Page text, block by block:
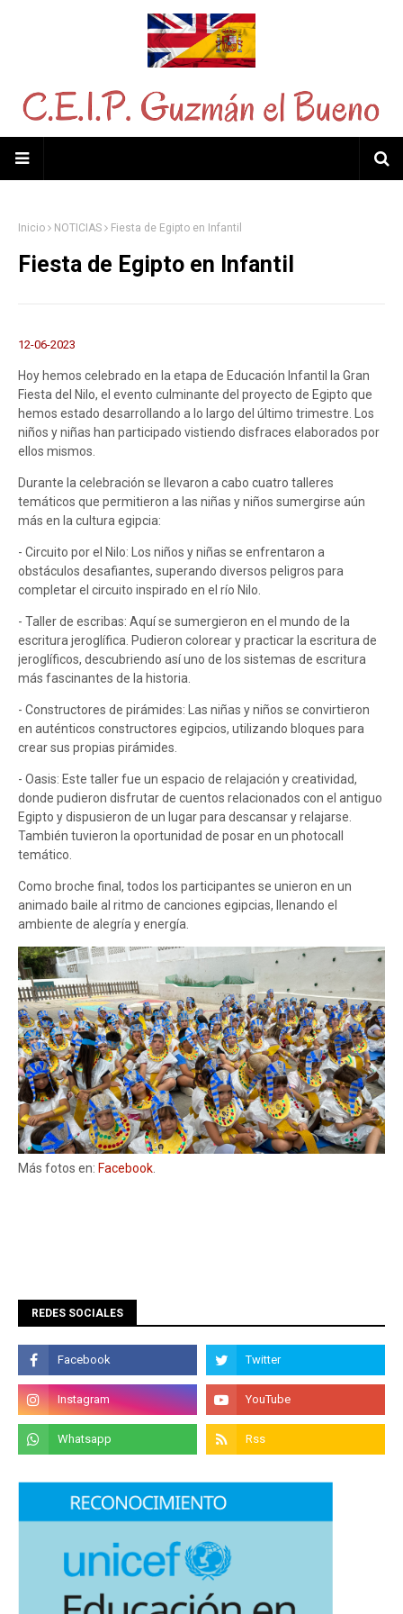
Inicio NOTICIAS Fiesta de Egipto en Infantil
Fiesta de Egipto en Infantil
12-06-2023
Hoy hemos celebrado en la etapa de Educación Infantil la Gran
Fiesta del Nilo, el evento culminante del proyecto de Egipto que
hemos estado desarrollando a lo largo del último trimestre. Los
niños y niñas han participado vistiendo disfraces elaborados por
ellos mismos.
Durante la celebración se llevaron a cabo cuatro talleres
temáticos que permitieron a las niñas y niños sumergirse aún
más en la cultura egipcia:
- Circuito por el Nilo: Los niños y niñas se enfrentaron a
obstáculos desafiantes, superando diversos peligros para
completar el circuito inspirado en el río Nilo.
- Taller de escribas: Aquí se sumergieron en el mundo de la
escritura jeroglífica. Pudieron colorear y practicar la escritura de
jeroglíficos, descubriendo así uno de los sistemas de escritura
más fascinantes de la historia.
- Constructores de pirámides: Las niñas y niños se convirtieron
en auténticos constructores egipcios, utilizando bloques para
crear sus propias pirámides.
- Oasis: Este taller fue un espacio de relajación y creatividad,
donde pudieron disfrutar de cuentos relacionados con el antiguo
Egipto y dispusieron de un lugar para descansar y relajarse.
También tuvieron la oportunidad de posar en un photocall
temático.
Como broche final, todos los participantes se unieron en un
animado baile al ritmo de canciones egipcias, llenando el
ambiente de alegría y energía.
Más fotos en: Facebook
REDES SOCIALES